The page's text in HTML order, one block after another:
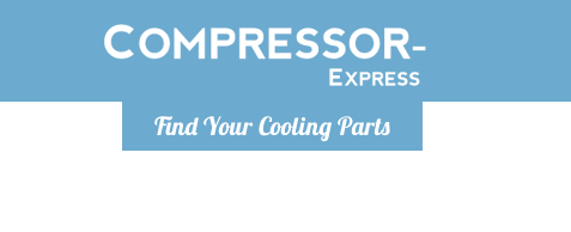
Find Your Cooling Parts
Lunedì-Venerdì 9-12 / 14-17
+393278892946
info@compressor-express.it